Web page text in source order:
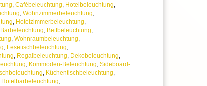
, Cafébeleuchtung, Hotelbeleuchtung,
, Wohnzimmerbeleuchtung,
, Hotelzimmerbeleuchtung,
Barbeleuchtung, Bettbeleuchtung,
, Wohnraumbeleuchtung,
, Lesetischbeleuchtung,
, Regalbeleuchtung, Dekobeleuchtung,
, Kommoden-Beleuchtung, Sideboard-
, Küchentischbeleuchtung,
Hotelbarbeleuchtung,